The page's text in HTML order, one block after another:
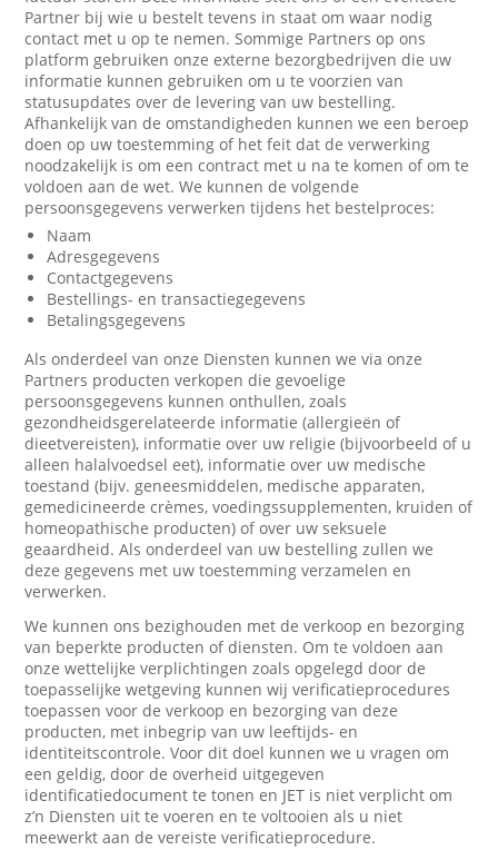
Partner bij wie u bestelt tevens in staat om waar nodig
contact met u op te nemen. Sommige Partners op ons
platform gebruiken onze externe bezorgbedrijven die uw
informatie kunnen gebruiken om u te voorzien van
statusupdates over de levering van uw bestelling.
Afhankelijk van de omstandigheden kunnen we een beroep
doen op uw toestemming of het feit dat de verwerking
noodzakelijk is om een contract met u na te komen of om te
voldoen aan de wet. We kunnen de volgende
persoonsgegevens verwerken tijdens het bestelproces:
Naam
Adresgegevens
Contactgegevens
Bestellings- en transactiegegevens
Betalingsgegevens
Als onderdeel van onze Diensten kunnen we via onze
Partners producten verkopen die gevoelige
persoonsgegevens kunnen onthullen, zoals
gezondheidsgerelateerde informatie (allergieën of
dieetvereisten), informatie over uw religie (bijvoorbeeld of u
alleen halalvoedsel eet), informatie over uw medische
toestand (bijv. geneesmiddelen, medische apparaten,
gemedicineerde crèmes, voedingssupplementen, kruiden of
homeopathische producten) of over uw seksuele
geaardheid. Als onderdeel van uw bestelling zullen we
deze gegevens met uw toestemming verzamelen en
verwerken.
We kunnen ons bezighouden met de verkoop en bezorging
van beperkte producten of diensten. Om te voldoen aan
onze wettelijke verplichtingen zoals opgelegd door de
toepasselijke wetgeving kunnen wij verificatieprocedures
toepassen voor de verkoop en bezorging van deze
producten, met inbegrip van uw leeftijds- en
identiteitscontrole. Voor dit doel kunnen we u vragen om
een geldig, door de overheid uitgegeven
identificatiedocument te tonen en JET is niet verplicht om
z’n Diensten uit te voeren en te voltooien als u niet
meewerkt aan de vereiste verificatieprocedure.